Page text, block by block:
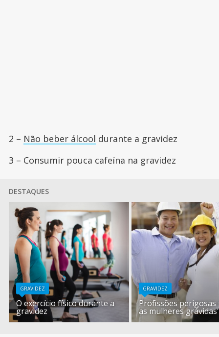
2 – Não beber álcool durante a gravidez
3 – Consumir pouca cafeína na gravidez
DESTAQUES
GRAVIDEZ
O exercício físico durante a
gravidez
GRAVIDEZ
Profissões perigosas
as mulheres grávidas